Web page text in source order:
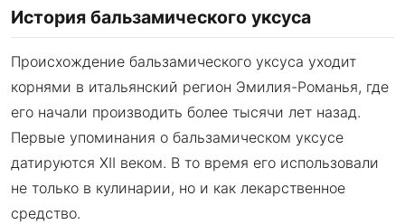
История бальзамического уксуса
Происхождение бальзамического уксуса уходит
корнями в итальянский регион Эмилия-Романья, где
его начали производить более тысячи лет назад.
Первые упоминания о бальзамическом уксусе
датируются XII веком. В то время его использовали
не только в кулинарии, но и как лекарственное
средство.